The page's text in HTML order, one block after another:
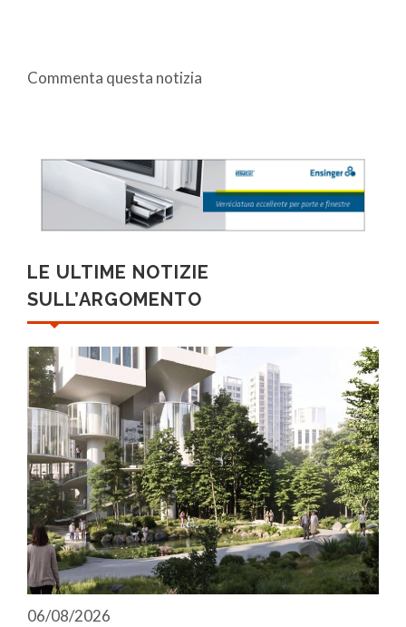
Commenta questa notizia
LE ULTIME NOTIZIE
SULL’ARGOMENTO
06/08/2026